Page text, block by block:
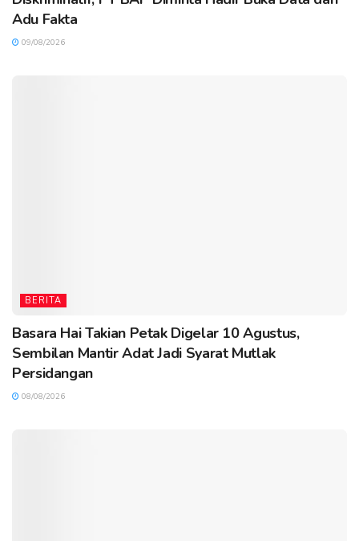
Adu Fakta
09/08/2026
BERITA
Basara Hai Takian Petak Digelar 10 Agustus,
Sembilan Mantir Adat Jadi Syarat Mutlak
Persidangan
08/08/2026